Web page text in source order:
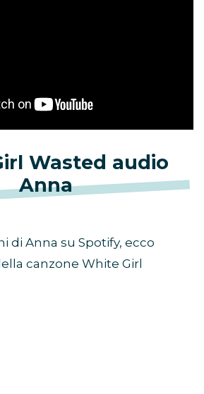
Wasted audio
Anna
di Anna su Spotify, ecco
canzone White Girl